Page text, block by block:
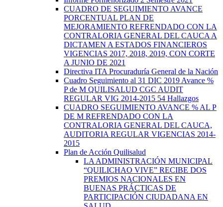
CUADRO DE SEGUIMIENTO AVANCE
PORCENTUAL PLAN DE
MEJORAMIENTO REFRENDADO CON LA
CONTRALORIA GENERAL DEL CAUCA A
DICTAMEN A ESTADOS FINANCIEROS
VIGENCIAS 2017, 2018, 2019, CON CORTE
A JUNIO DE 2021
Directiva ITA Procuraduría General de la Nación
Cuadro Seguimiento al 31 DIC 2019 Avance %
P de M QUILISALUD CGC AUDIT
REGULAR VIG 2014-2015 54 Hallazgos
CUADRO SEGUIMIENTO AVANCE % AL P
DE M REFRENDADO CON LA
CONTRALORIA GENERAL DEL CAUCA,
AUDITORIA REGULAR VIGENCIAS 2014-
2015
Plan de Acción Quilisalud
LA ADMINISTRACIÓN MUNICIPAL
“QUILICHAO VIVE” RECIBE DOS
PREMIOS NACIONALES EN
BUENAS PRÁCTICAS DE
PARTICIPACIÓN CIUDADANA EN